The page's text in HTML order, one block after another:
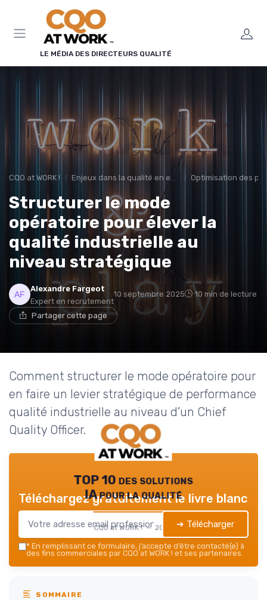
LE MÉDIA DES DIRECTEURS QUALITÉ
CQO at WORK ! Enjeux dans la qualité en entreprise Optimisation des
Structurer le mode
opératoire pour élever la
qualité industrielle au
niveau stratégique
Alexandre Fargeot
Expert en recrutement
10 septembre 2025 10 min de lecture
Partager cette page
Comment structurer le mode opératoire pour
en faire un levier stratégique de performance
qualité industrielle au niveau d’un Chief
Quality Officer.
TOP 10 des solutions
IA pour la qualité
CQO at WORK ! — 2026
Téléchargez gratuitement le livre blanc
➔ Télécharger
* En remplissant ce formulaire, j’accepte d’être contacté(e) à
des fins commerciales par CQO at WORK ! et ses partenaires.
SOMMAIRE
Panneau de gestion des cookies